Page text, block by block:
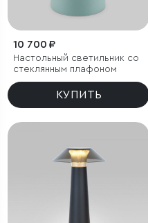
10 700 ₽
Настольный светильник со
стеклянным плафоном
КУПИТЬ